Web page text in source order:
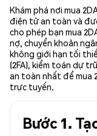
Khám phá nơi mua
điện tử an toàn và
cho phép bạn mua
nợ, chuyển khoản
không giới hạn tối
(2FA), kiểm toán dự
an toàn nhất để mua
trực tuyến.
Bước 1.